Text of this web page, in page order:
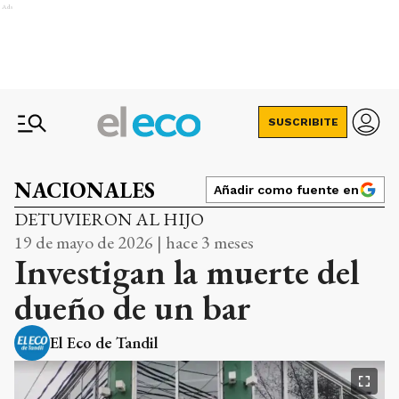
Ads
SUSCRIBITE
NACIONALES Añadir como fuente en
DETUVIERON AL HIJO
19 de mayo de 2026 | hace 3 meses
Investigan la muerte del
dueño de un bar
El Eco de Tandil